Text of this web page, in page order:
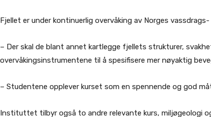
Fjellet er under kontinuerlig overvåking av Norges
– Der skal de blant annet kartlegge fjellets strukturer,
overvåkingsinstrumentene til å spesifisere mer nøyaktig
– Studentene opplever kurset som en spennende og god
Instituttet tilbyr også to andre relevante kurs, miljøgeologi